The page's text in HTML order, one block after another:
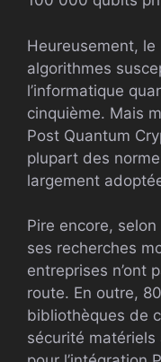
Heureusement,
algorithmes
l’informatique
cinquième. Mais
Post Quantum
plupart des
largement
Pire encore,
ses recherches
entreprises n’ont
route. En outre,
bibliothèques de
sécurité